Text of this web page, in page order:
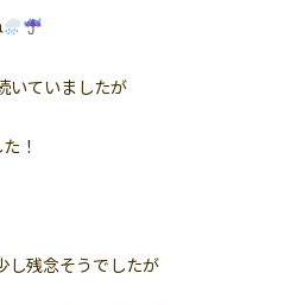
いていましたが
！
し残念そうでしたが